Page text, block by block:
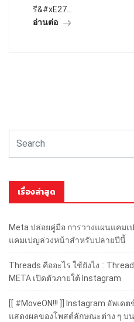
รี&#xE27…
อ่านต่อ
เรื่องล่าสุด
Meta ปล่อยคู่มือ การวางแผนแคม
แคมเปญล่วงหน้าสำหรับปลายปีนี้
Threads คืออะไร ใช้ยังไง ::
META เปิดตัวภายใต้ Instagram
[[ #MoveON!!! ]] Instagram อัพเ
แสดงผลของโพสต์ลักษณะต่าง ๆ บ